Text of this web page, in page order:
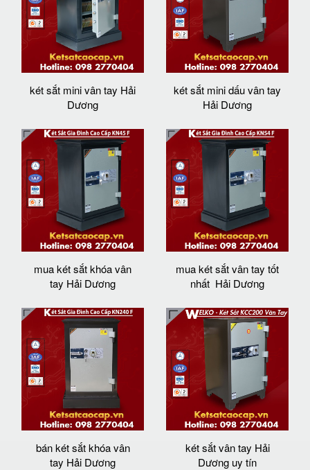
két sắt mini vân tay Hải
Dương
két sắt mini dấu vân tay
Hải Dương
mua két sắt khóa vân
tay Hải Dương
mua két sắt vân tay tốt
nhất Hải Dương
bán két sắt khóa vân
tay Hải Dương
két sắt vân tay Hải
Dương uy tín